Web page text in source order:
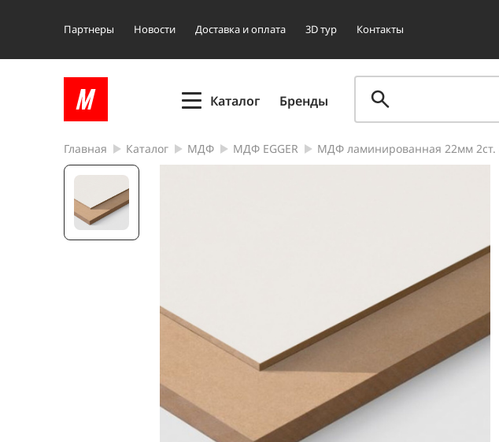
Партнеры Новости Доставка и оплата 3D тур Контакты
Каталог Бренды
Главная Каталог МДФ МДФ EGGER МДФ ламинированная 22мм 2ст.